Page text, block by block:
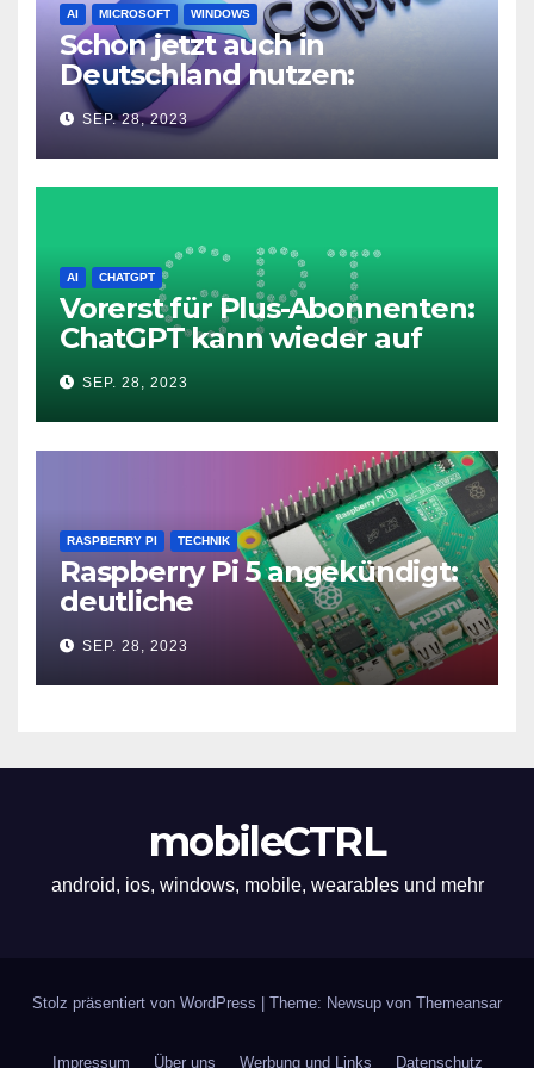
AI MICROSOFT WINDOWS
Schon jetzt auch in
Deutschland nutzen:
Microsoft Copilot in Windows
11 SEP. 28, 2023
AI CHATGPT
Vorerst für Plus-Abonnenten:
ChatGPT kann wieder auf
das Internet zugreifen
SEP. 28, 2023
RASPBERRY PI TECHNIK
Raspberry Pi 5 angekündigt:
deutliche
Leistungssteigerung und bis
zu 2x 4K60
SEP. 28, 2023
mobileCTRL
android, ios, windows, mobile, wearables und mehr
Stolz präsentiert von WordPress Theme: Newsup von Themeansar
Impressum Über uns Werbung und Links Datenschutz